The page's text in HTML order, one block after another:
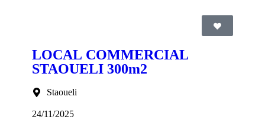
LOCAL COMMERCIAL
STAOUELI 300m2
Staoueli
24/11/2025